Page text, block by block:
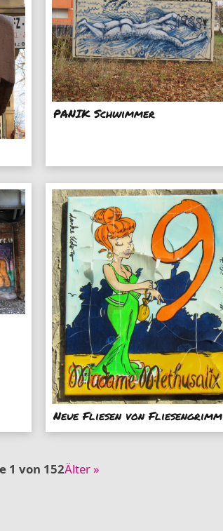
PANIK Schwimmer
Neue Fliesen von Fliesengrimm
1 von 152Älter »